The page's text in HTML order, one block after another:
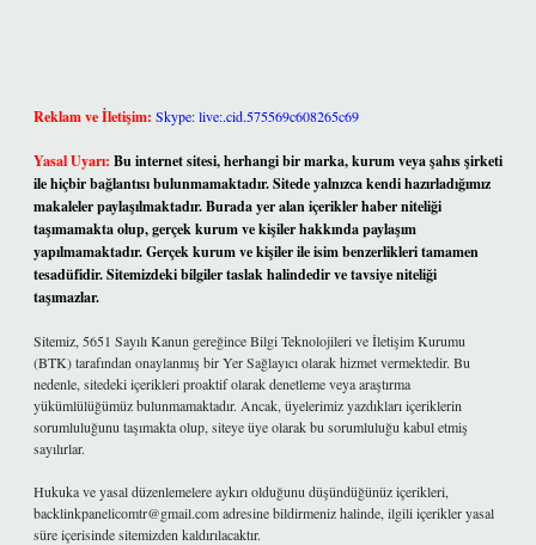
Reklam ve İletişim: Skype: live:.cid.575569c608265c69
Yasal Uyarı: Bu internet sitesi, herhangi bir marka, kurum veya şahıs şirketi
ile hiçbir bağlantısı bulunmamaktadır. Sitede yalnızca kendi hazırladığımız
makaleler paylaşılmaktadır. Burada yer alan içerikler haber niteliği
taşımamakta olup, gerçek kurum ve kişiler hakkında paylaşım
yapılmamaktadır. Gerçek kurum ve kişiler ile isim benzerlikleri tamamen
tesadüfidir. Sitemizdeki bilgiler taslak halindedir ve tavsiye niteliği
taşımazlar.
Sitemiz, 5651 Sayılı Kanun gereğince Bilgi Teknolojileri ve İletişim Kurumu
(BTK) tarafından onaylanmış bir Yer Sağlayıcı olarak hizmet vermektedir. Bu
nedenle, sitedeki içerikleri proaktif olarak denetleme veya araştırma
yükümlülüğümüz bulunmamaktadır. Ancak, üyelerimiz yazdıkları içeriklerin
sorumluluğunu taşımakta olup, siteye üye olarak bu sorumluluğu kabul etmiş
sayılırlar.
Hukuka ve yasal düzenlemelere aykırı olduğunu düşündüğünüz içerikleri,
backlinkpanelicomtr@gmail.comadresine bildirmeniz halinde, ilgili içerikler yasal
süre içerisinde sitemizden kaldırılacaktır.